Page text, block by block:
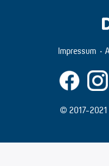
Impressum
© 2017-2021